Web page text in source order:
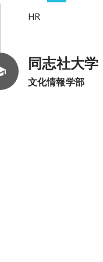
HR
同志社大学
文化情報学部